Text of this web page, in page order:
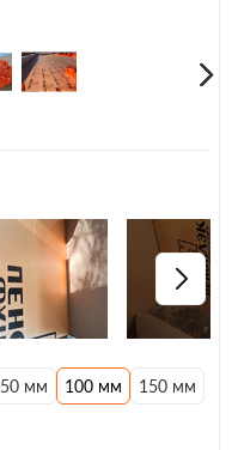
50 мм 100 мм 150 мм